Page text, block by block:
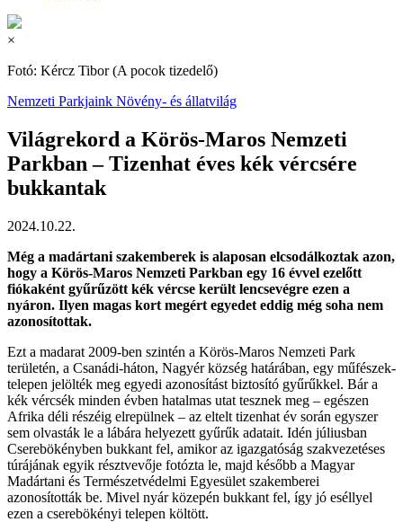
×
Fotó: Kércz Tibor (A pocok tizedelő)
Nemzeti Parkjaink Növény- és állatvilág
Világrekord a Körös-Maros Nemzeti
Parkban – Tizenhat éves kék vércsére
bukkantak
2024.10.22.
Még a madártani szakemberek is alaposan elcsodálkoztak azon,
hogy a Körös-Maros Nemzeti Parkban egy 16 évvel ezelőtt
fiókaként gyűrűzött kék vércse került lencsevégre ezen a
nyáron. Ilyen magas kort megért egyedet eddig még soha nem
azonosítottak.
Ezt a madarat 2009-ben szintén a Körös-Maros Nemzeti Park
területén, a Csanádi-háton, Nagyér község határában, egy műfészek-
telepen jelölték meg egyedi azonosítást biztosító gyűrűkkel. Bár a
kék vércsék minden évben hatalmas utat tesznek meg – egészen
Afrika déli részéig elrepülnek – az eltelt tizenhat év során egyszer
sem olvasták le a lábára helyezett gyűrűk adatait. Idén júliusban
Cserebökényben bukkant fel, amikor az igazgatóság szakvezetéses
túrájának egyik résztvevője fotózta le, majd később a Magyar
Madártani és Természetvédelmi Egyesület szakemberei
azonosították be. Mivel nyár közepén bukkant fel, így jó eséllyel
ezen a cserebökényi telepen költött.